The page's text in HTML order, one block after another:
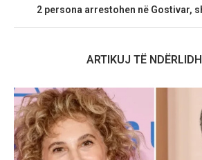
2 persona arrestohen në Gostivar,
ARTIKUJ TË